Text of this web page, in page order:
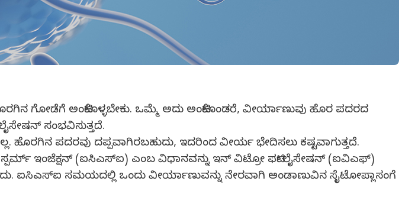
ಗೋಡೆಗೆ ಅಂಟಿಕೊಳ್ಳಬೇಕು. ಒಮ್ಮೆ ಅದು ಅಂಟಿಕೊಂಡರೆ, ವೀರ್ಯಾಣುವು ಹೊರ ಪದರದ
ಸಂಭವಿಸುತ್ತದೆ.
ಹೊರಗಿನ ಪದರವು ದಪ್ಪವಾಗಿರಬಹುದು, ಇದರಿಂದ ವೀರ್ಯ ಭೇದಿಸಲು ಕಷ್ಟವಾಗುತ್ತದೆ.
ಸ್ಪರ್ಮ್ ಇಂಜೆಕ್ಷನ್ (ಐಸಿಎಸ್‍ಐ) ಎಂಬ ವಿಧಾನವನ್ನು ಇನ್ ವಿಟ್ರೋ ಫರ್ಟಿಲೈಸೇಷನ್ (ಐವಿಎಫ್)
ಐಸಿಎಸ್‍ಐ ಸಮಯದಲ್ಲಿ ಒಂದು ವೀರ್ಯಾಣುವನ್ನು ನೇರವಾಗಿ ಅಂಡಾಣುವಿನ ಸೈಟೋಪ್ಲಾಸಂಗೆ